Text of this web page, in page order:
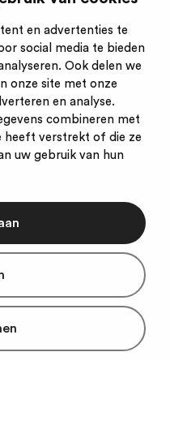
en advertenties te
social media te bieden
Ook delen we
onze site met onze
en analyse.
combineren met
heeft verstrekt of die ze
uw gebruik van hun
van: